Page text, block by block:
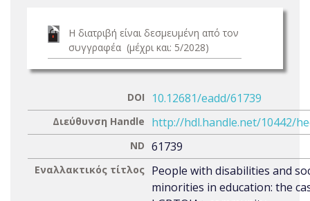
Η διατριβή είναι δεσμευμένη από τον
συγγραφέα (μέχρι και: 5/2028)
DOI 10.12681/eadd/61739
Διεύθυνση Handle http://hdl.handle.net/10442/
ND 61739
Εναλλακτικός τίτλος People with disabilities and
minorities in education: the